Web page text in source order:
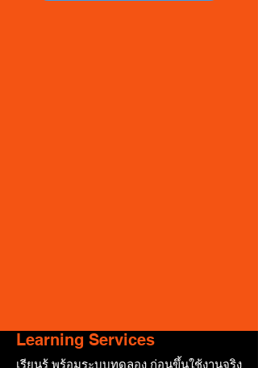
Learning Services
เรียนรู้ พร้อมระบบทดลอง ก่อนขึ้นใช้งานจริง